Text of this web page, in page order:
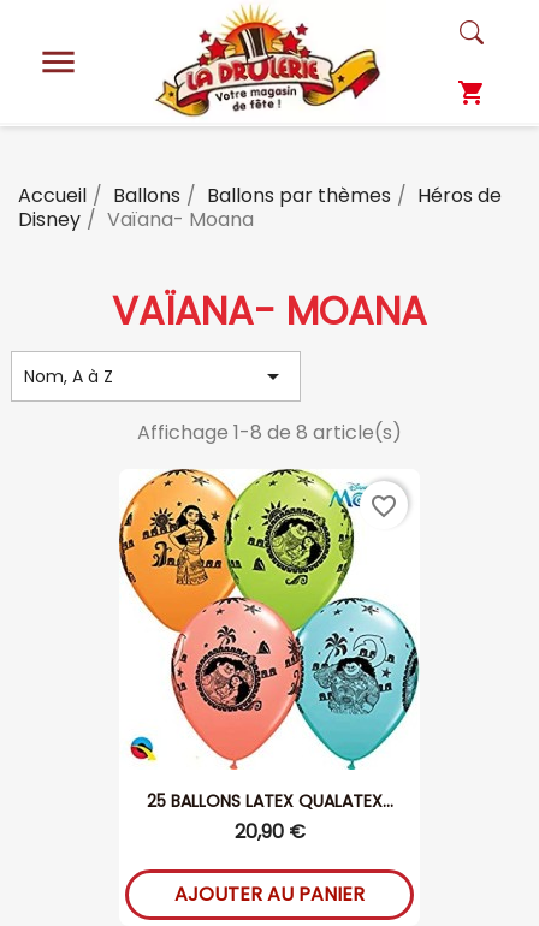

shopping_cart
Accueil Ballons Ballons par thèmes
Héros de
Disney
Vaïana- Moana
VAÏANA- MOANA
Nom, A à Z 
Affichage 1-8 de 8 article(s)
25 BALLONS LATEX QUALATEX...
20,90 €
AJOUTER AU PANIER
favorite_border